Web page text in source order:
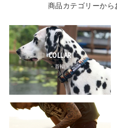
商品カテゴリーから
COLLAR
- 首輪 -